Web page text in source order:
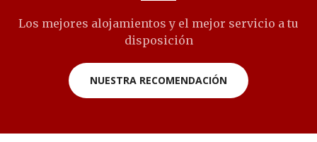
Los mejores alojamientos y el mejor servicio a tu
disposición
NUESTRA RECOMENDACIÓN